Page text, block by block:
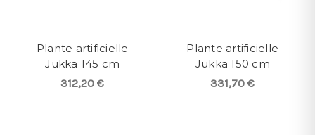
Plante artificielle
Jukka 145 cm
312,20 €
Plante artificielle
Jukka 150 cm
331,70 €